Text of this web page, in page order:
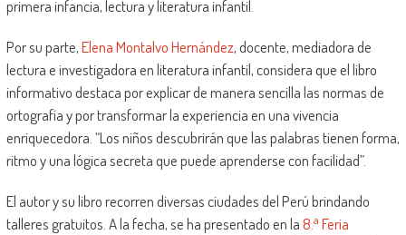
primera infancia, lectura y literatura infantil.
Por su parte,Elena Montalvo Hernández, docente, mediadora de
lectura e investigadora en literatura infantil, considera que el libro
informativo destaca por explicar de manera sencilla las normas de
ortografía y por transformar la experiencia en una vivencia
enriquecedora. “Los niños descubrirán que las palabras tienen forma,
ritmo y una lógica secreta que puede aprenderse con facilidad”.
El autor y su libro recorren diversas ciudades del Perú brindando
talleres gratuitos. A la fecha, se ha presentado en la8. a Feria